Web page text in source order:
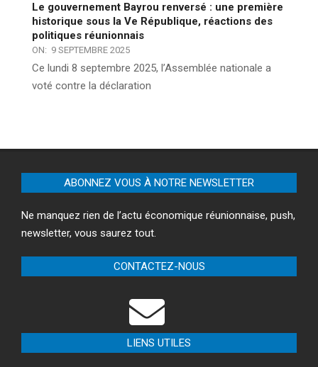
Le gouvernement Bayrou renversé : une première
historique sous la Ve République, réactions des
politiques réunionnais
ON: 9 SEPTEMBRE 2025
Ce lundi 8 septembre 2025, l’Assemblée nationale a
voté contre la déclaration
ABONNEZ VOUS À NOTRE NEWSLETTER
Ne manquez rien de l’actu économique réunionnaise, push,
newsletter, vous saurez tout.
CONTACTEZ-NOUS
LIENS UTILES